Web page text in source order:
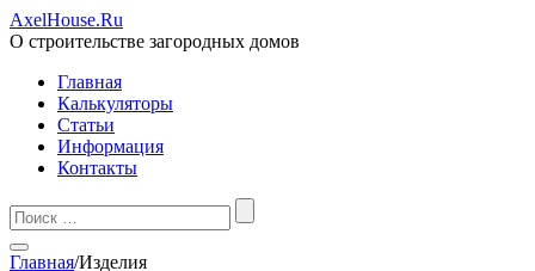
AxelHouse.Ru
О строительстве загородных домов
Главная
Калькуляторы
Статьи
Информация
Контакты
Главная/Изделия